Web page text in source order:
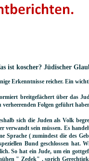
ist koscher? Jüdischer
Erkenntnisse reicher. Ein
breitgefächert über das
verheerenden Folgen geführt
sich die Juden als Volk
verwandt sein müssen. Es
Sprache ( zumindest die des
Bund geschlossen hat.
So hat ein Jude, um ein
" Zedek" , sprich